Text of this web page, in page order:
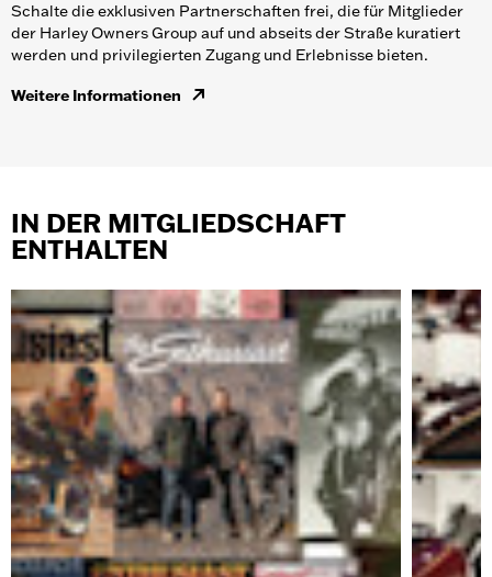
Schalte die exklusiven Partnerschaften frei, die für Mitglieder
der Harley Owners Group auf und abseits der Straße kuratiert
werden und privilegierten Zugang und Erlebnisse bieten.
Weitere Informationen
IN DER MITGLIEDSCHAFT
ENTHALTEN